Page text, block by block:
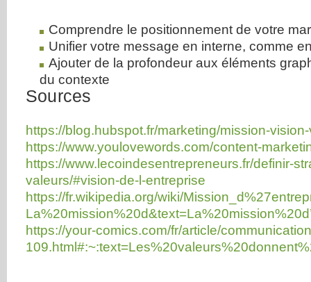
Comprendre le positionnement de votre
Unifier votre message en interne, comme
Ajouter de la profondeur aux éléments
du contexte
Sources
https://blog.hubspot.fr/marketing/mission-
https://www.youlovewords.com/content-
https://www.lecoindesentrepreneurs.fr/definir-
valeurs/#vision-de-l-entreprise
https://fr.wikipedia.org/wiki/
https://your-comics.com/fr/article/